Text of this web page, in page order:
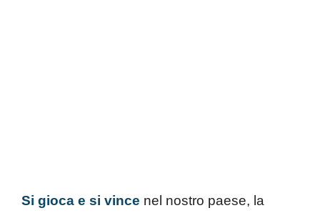
Si gioca e si vince nel nostro paese, la